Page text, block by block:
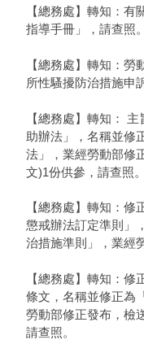
【總務處】轉知：有
指導手冊」，請查照。
【總務處】轉知：勞
所性騷擾防治措施申
【總務處】轉知：
助辦法」，名稱並修
法」，業經勞動部修
文)1份供參，請查照。
【總務處】轉知：修
懲戒辦法訂定準則」
治措施準則」，業經
【總務處】轉知：修
條文，名稱並修正為
勞動部修正發布，檢
請查照。